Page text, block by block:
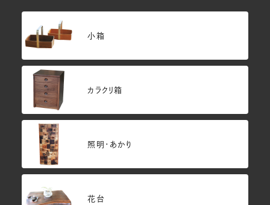
小箱
カラクリ箱
照明・あかり
花台